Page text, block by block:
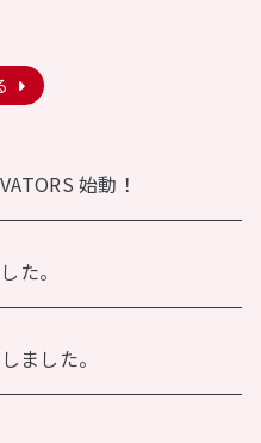
始動！
た。
ました。